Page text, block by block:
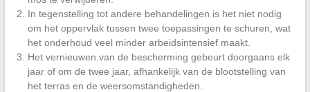
In tegenstelling tot andere behandelingen is het niet nodig
om het oppervlak tussen twee toepassingen te schuren, wat
het onderhoud veel minder arbeidsintensief maakt.
Het vernieuwen van de bescherming gebeurt doorgaans elk
jaar of om de twee jaar, afhankelijk van de blootstelling van
het terras en de weersomstandigheden.